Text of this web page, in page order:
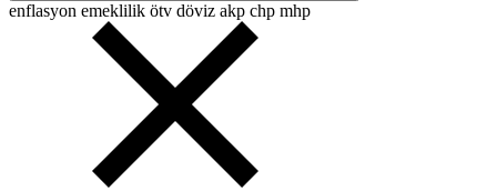
enflasyon emeklilik ötv döviz akp chp mhp